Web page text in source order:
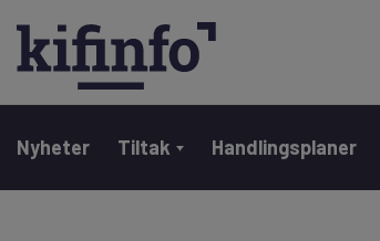
Main navigation
Nyheter Tiltak Handlingsplaner